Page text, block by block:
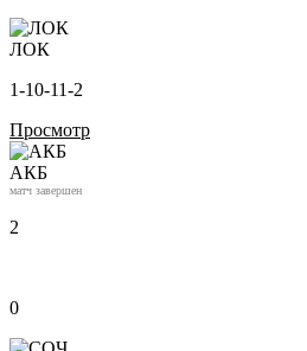
ЛОК
1-10-11-2
Просмотр
АКБ
матч завершен
2
0